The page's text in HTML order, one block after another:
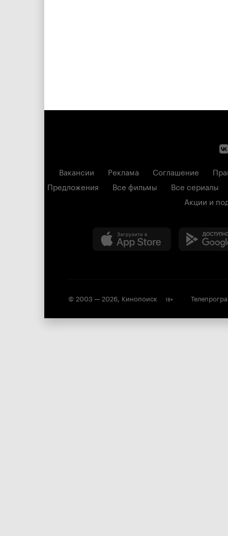
Вакансии Реклама Соглашение
Предложения
Все фильмы
Все сериалы
Акции и
© 2003 — 2026, Кинопоиск 18+